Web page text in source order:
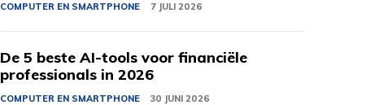
COMPUTER EN SMARTPHONE 7 JULI 2026
De 5 beste AI-tools voor financiële
professionals in 2026
COMPUTER EN SMARTPHONE 30 JUNI 2026